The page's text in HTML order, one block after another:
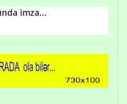
imza...